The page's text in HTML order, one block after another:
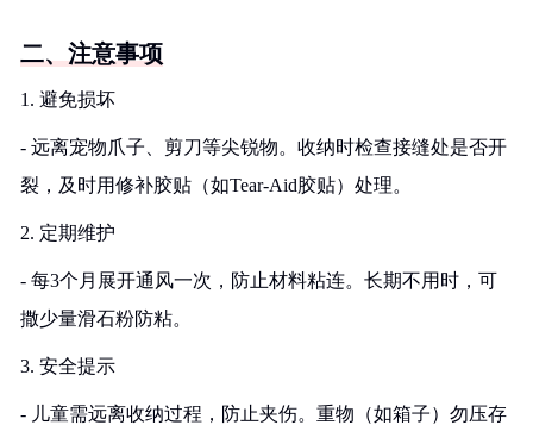
二、注意事项
1. 避免损坏
- 远离宠物爪子、剪刀等尖锐物。收纳时检查接缝处是否开
裂，及时用修补胶贴（如Tear-Aid胶贴）处理。
2. 定期维护
- 每3个月展开通风一次，防止材料粘连。长期不用时，可
撒少量滑石粉防粘。
3. 安全提示
- 儿童需远离收纳过程，防止夹伤。重物（如箱子）勿压存